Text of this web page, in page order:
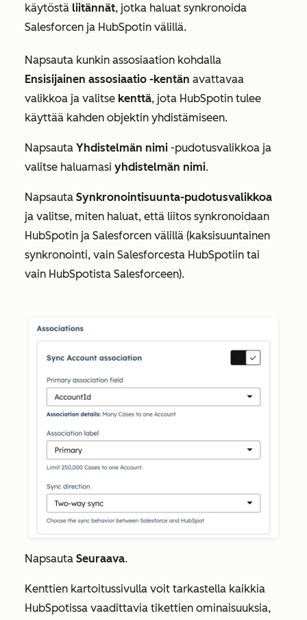
käytöstä liitännät, jotka haluat synkronoida
Salesforcen ja HubSpotin välillä.
Napsauta kunkin assosiaation kohdalla
Ensisijainen assosiaatio -kentän avattavaa
valikkoa ja valitse kenttä, jota HubSpotin tulee
käyttää kahden objektin yhdistämiseen.
Napsauta Yhdistelmän nimi -pudotusvalikkoa ja
valitse haluamasi yhdistelmän nimi.
Napsauta Synkronointisuunta-pudotusvalikkoa
ja valitse, miten haluat, että liitos synkronoidaan
HubSpotin ja Salesforcen välillä (kaksisuuntainen
synkronointi, vain Salesforcesta HubSpotiin tai
vain HubSpotista Salesforceen).
Napsauta Seuraava.
Kenttien kartoitussivulla voit tarkastella kaikkia
HubSpotissa vaadittavia tikettien ominaisuuksia,